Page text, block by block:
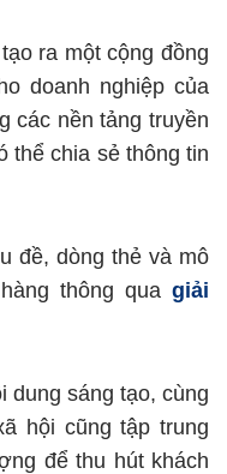
ra một cộng đồng
doanh nghiệp của
các nền tảng truyền
thể chia sẻ thông tin
đề, dòng thẻ và mô
thông qua giải
dung sáng tạo, cùng
hội cũng tập trung
để thu hút khách